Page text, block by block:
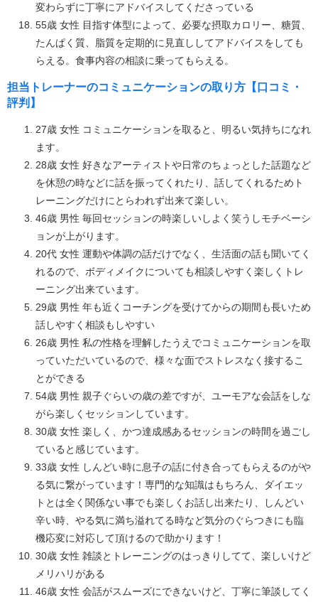
変わらずに丁寧にアドバイスしてくださっている
55歳 女性 目指す体型によって、必要な摂取カロリー、糖質、
たんぱく質、脂質を定期的に見直ししてアドバイスをしても
らえる。食事内容の相談に乗ってもらえる。
担当トレーナーのコミュニケーションの取り方【口コミ・
評判】
27歳 女性 コミュニケーションを取ると、明るい気持ちになれ
ます。
28歳 女性 好きなアーティストや日常のちょっとした話題など
を休憩の時などに話を振ってくれたり、話してくれるためト
レーニングだけにとらわれず出来て楽しい。
46歳 男性 毎回セッションの時楽しいしよく笑うしモチベーシ
ョンが上がります。
20代 女性 運動や体調の話だけでなく、生活面の話も聞いてく
れるので、ボディメイクについても相談しやすく楽しくトレ
ーニング出来ています。
29歳 男性 年も近くコーチングを受けてからの期間も長いため
話しやすく相談もしやすい
26歳 男性 私の性格を理解したうえでコミュニケーションを取
っていただいているので、様々な面でストレスなく接するこ
とができる
54歳 男性 親子ぐらいの歳の差ですが、ユーモアな会話をしな
がら楽しくセッションしています。
30歳 女性 楽しく、かつ達成感あるセッションの時間を過ごし
ていると感じています。
33歳 女性 しんどい時に息子の話に付き合ってもらえるのがや
る気に繋がっています！専門的な知識はもちろん、ダイエッ
トとは全く関係ない事でも楽しくお話し出来たり、しんどい
辛い時、やる気に満ち溢れてる時など気分のぐらつきにも臨
機応変に対応して頂けるので助かります！
30歳 女性 雑談とトレーニングのはっきりしてて、楽しいけど
メリハリがある
46歳 女性 会話がスムーズにできないけど、丁寧に筆談してく